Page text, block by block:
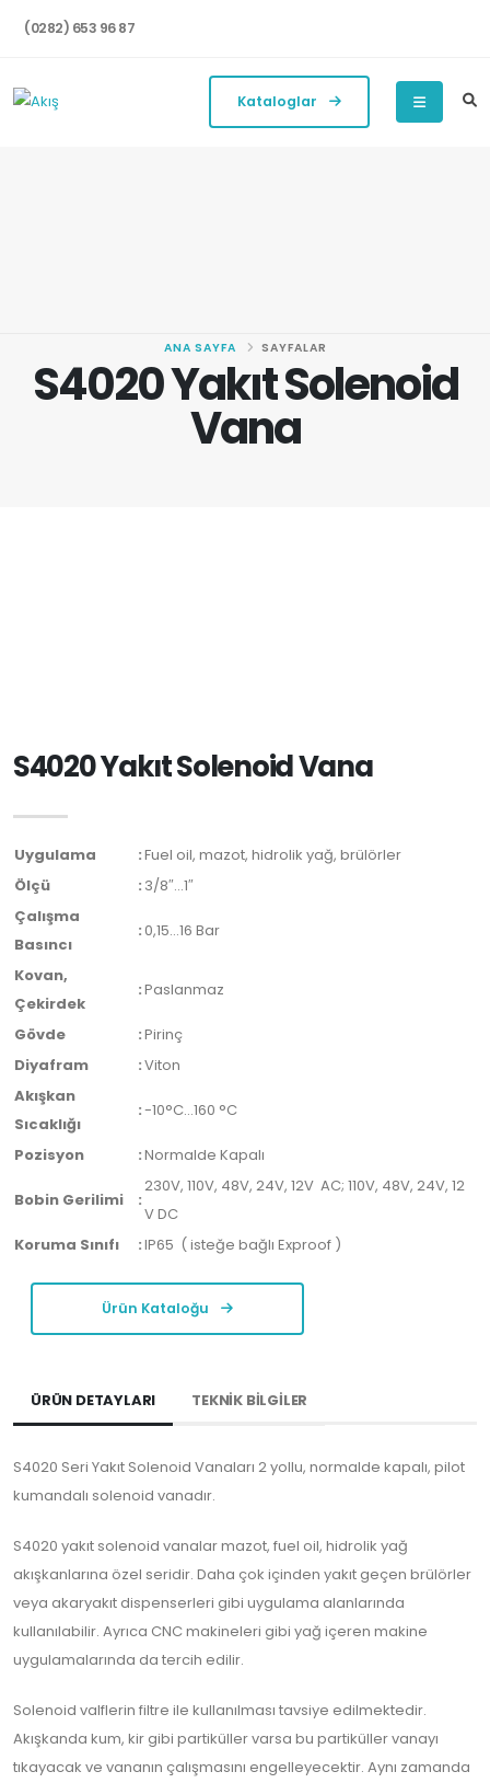
(0282) 653 96 87
Kataloglar
S4020 Yakıt Solenoid
Vana
ANA SAYFA SAYFALAR
S4020 Yakıt Solenoid Vana
Uygulama :Fuel oil, mazot, hidrolik yağ, brülörler
Ölçü
: 3/8″…1″
Çalışma
Basıncı
: 0,15…16 Bar
Kovan,
Çekirdek
:Paslanmaz
Gövde :Pirinç
Diyafram
:Viton
Akışkan
Sıcaklığı
:-10°C…160 °C
Pozisyon :Normalde Kapalı
Bobin Gerilimi :
230V, 110V, 48V, 24V, 12V AC; 110V, 48V, 24V, 12
V DC
Koruma Sınıfı
:IP65 ( isteğe bağlı Exproof )
Ürün Kataloğu
ÜRÜN DETAYLARI TEKNİK BİLGİLER
S4020 Seri Yakıt Solenoid Vanaları 2 yollu, normalde kapalı, pilot
kumandalı solenoid vanadır.
S4020 yakıt solenoid vanalar mazot, fuel oil, hidrolik yağ
akışkanlarına özel seridir. Daha çok içinden yakıt geçen brülörler
veya akaryakıt dispenserleri gibi uygulama alanlarında
kullanılabilir. Ayrıca CNC makineleri gibi yağ içeren makine
uygulamalarında da tercih edilir.
Solenoid valflerin filtre ile kullanılması tavsiye edilmektedir.
Akışkanda kum, kir gibi partiküller varsa bu partiküller vanayı
tıkayacak ve vananın çalışmasını engelleyecektir. Aynı zamanda